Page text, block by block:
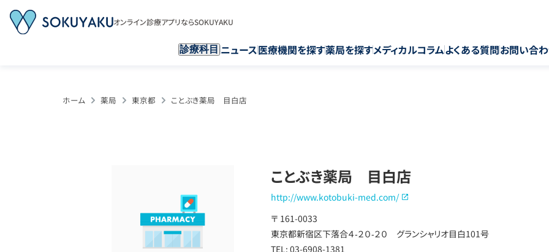
オンライン診療アプリならSOKUYAKU
診療科目 ニュース医療機関を探す薬局を探すメディカルコラムよくある質問お問い合
ホーム 薬局 東京都 ことぶき薬局 目白店
ことぶき薬局 目白店
http://www.kotobuki-med.com/
〒 161-0033
東京都新宿区下落合４‐２０‐２０ グランシャリオ目白101号
TEL: 03-6908-1381